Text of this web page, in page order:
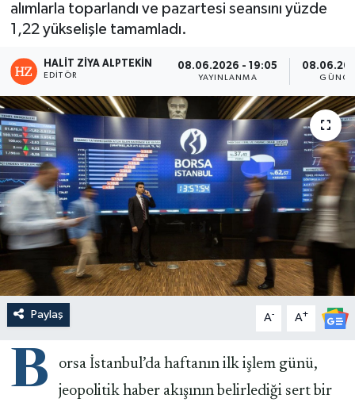
alımlarla toparlandı ve pazartesi seansını yüzde
1,22 yükselişle tamamladı.
HALIT ZIYA ALPTEKIN
EDITÖR
08.06.2026 - 19:05
YAYINLANMA
Paylaş A- A+
B
orsa İstanbul’da haftanın ilk işlem günü,
jeopolitik haber akışının belirlediği sert bir
PİYASALAR
SAVUNMA
Haber Arşivi